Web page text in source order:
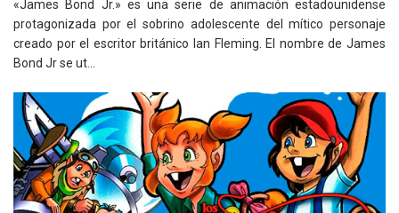
«James Bond Jr.» es una serie de animación estadounidense
protagonizada por el sobrino adolescente del mítico personaje
creado por el escritor británico Ian Fleming. El nombre de James
Bond Jr se ut...